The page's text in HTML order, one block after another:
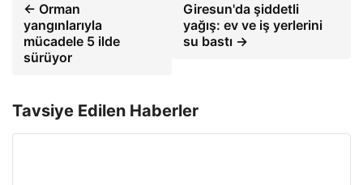
← Orman
yangınlarıyla
mücadele 5 ilde
sürüyor
Giresun'da şiddetli
yağış: ev ve iş yerlerini
su bastı →
Tavsiye Edilen Haberler